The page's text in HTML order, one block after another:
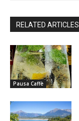
RELATED ARTICLES
Pausa Caffè